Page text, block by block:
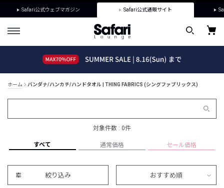
Safari公式ウェブマガジン Safari公式通販サイト
ホーム バンダナ/ハンカチ/ハンドタオル | THING FABRICS (シングファブリックス)
対象件数 : 0件
すべて 通常価格 セール価格
絞り込み おすすめ順